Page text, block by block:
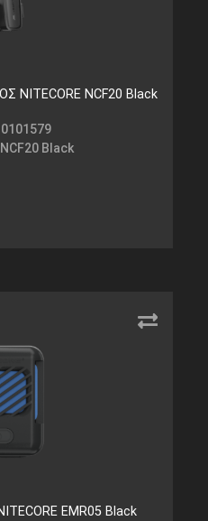
NITECORE NCF20 Black
NCF20 Black
EMR05 Black